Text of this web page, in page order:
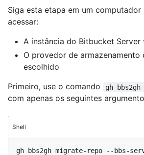
Siga esta etapa em um computador
acessar:
A instância do Bitbucket Server
O provedor de armazenamento
escolhido
Primeiro, use o comando
gh
com apenas os seguintes
Shell
gh bbs2gh migrate-repo --bbs-